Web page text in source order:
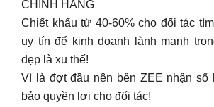
CHÍNH HÃNG
Chiết khấu từ 40-60% cho đối tác
uy tín để kinh doanh lành mạnh
đẹp là xu thế!
Vì là đợt đầu nên bên ZEE nhận số
bảo quyền lợi cho đối tác!